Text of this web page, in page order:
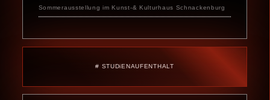
Sommerausstellung im Kunst-& Kulturhaus Schnackenburg
# STUDiENAUFENTHALT